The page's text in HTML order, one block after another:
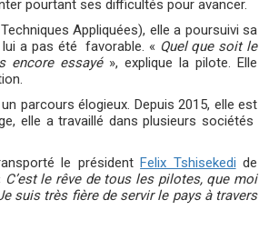
pourtant ses difficultés pour avancer.
Appliquées), elle a poursuivi sa
a pas été favorable. « Quel que soit le
encore essayé », explique la pilote. Elle
parcours élogieux. Depuis 2015, elle est
elle a travaillé dans plusieurs sociétés
le présidentFelix Tshisekedi de
C’est le rêve de tous les pilotes, que moi
suis très fière de servir le pays à travers